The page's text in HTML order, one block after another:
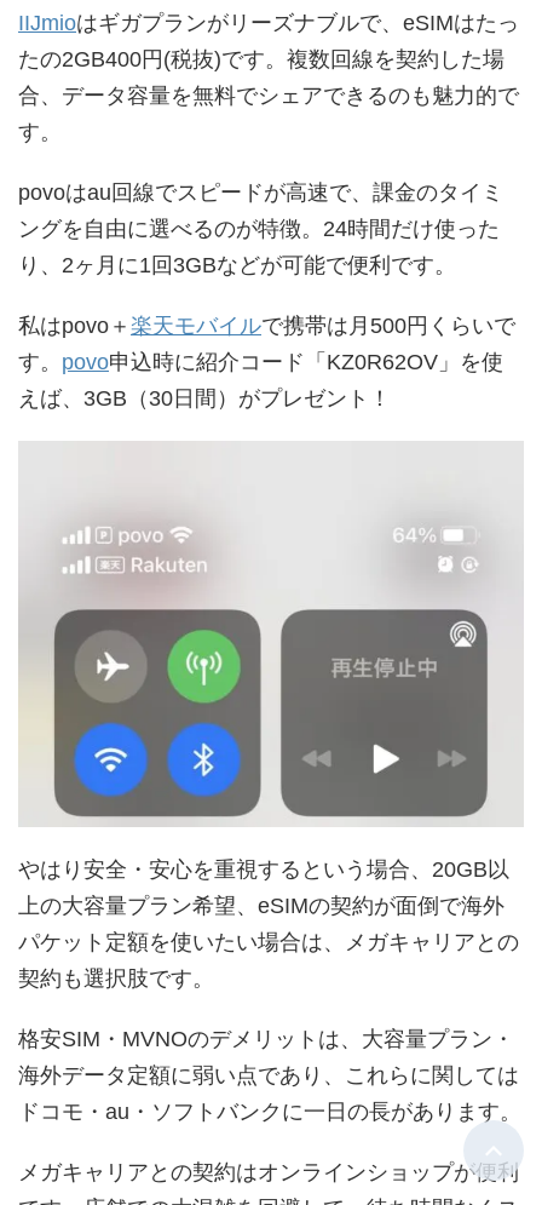
IIJmioはギガプランがリーズナブルで、eSIMはたっ
たの2GB400円(税抜)です。複数回線を契約した場
合、データ容量を無料でシェアできるのも魅力的で
す。
povoはau回線でスピードが高速で、課金のタイミ
ングを自由に選べるのが特徴。24時間だけ使った
り、2ヶ月に1回3GBなどが可能で便利です。
私はpovo＋ 楽天モバイルで携帯は月500円くらいで
す。 povo申込時に紹介コード「KZ0R62OV」を使
えば、3GB（30日間）がプレゼント！
やはり安全・安心を重視するという場合、20GB以
上の大容量プラン希望、eSIMの契約が面倒で海外
パケット定額を使いたい場合は、メガキャリアとの
契約も選択肢です。
格安SIM・MVNOのデメリットは、大容量プラン・
海外データ定額に弱い点であり、これらに関しては
ドコモ・au・ソフトバンクに一日の長があります。
メガキャリアとの契約はオンラインショップが便利